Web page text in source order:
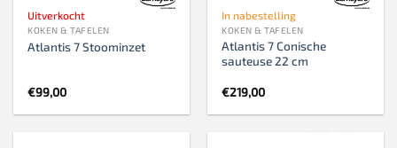
Uitverkocht
KOKEN & TAFELEN
Atlantis 7 Stoominzet
€99,00
In nabestelling
KOKEN & TAFELEN
Atlantis 7 Conische
sauteuse 22 cm
€219,00